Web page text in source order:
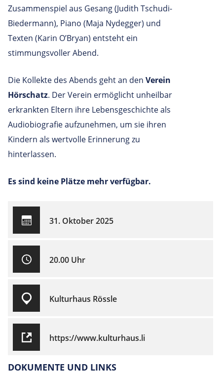
Zusammenspiel aus Gesang (Judith Tschudi-
Biedermann), Piano (Maja Nydegger) und
Texten (Karin O’Bryan) entsteht ein
stimmungsvoller Abend.
Die Kollekte des Abends geht an den Verein
Hörschatz. Der Verein ermöglicht unheilbar
erkrankten Eltern ihre Lebensgeschichte als
Audiobiografie aufzunehmen, um sie ihren
Kindern als wertvolle Erinnerung zu
hinterlassen.
Es sind keine Plätze mehr verfügbar.
31. Oktober 2025
20.00 Uhr
Kulturhaus Rössle
https://www.kulturhaus.li
DOKUMENTE UND LINKS